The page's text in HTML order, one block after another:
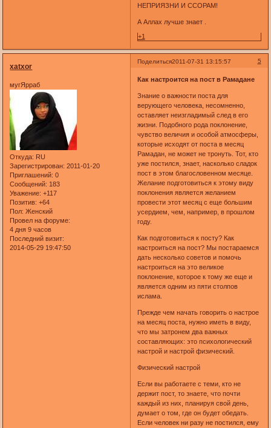
НЕПРИЯЗНИ И ССОРАМ!
А Аллах лучше знает .
+1
Поделиться 5
2011-07-31 13:15:57
xatxor
мугЯрраб
Откуда: RU
Зарегистрирован: 2011-01-20
Приглашений: 0
Сообщений: 183
Уважение: +117
Позитив: +64
Пол: Женский
Провел на форуме:
4 дня 9 часов
Последний визит:
2014-05-29 19:47:50
Как настроится на пост в Рамадане
Знание о важности поста для
верующего человека, несомненно,
оставляет неизгладимый след в его
жизни. Подобного рода поклонение,
чувство величия и особой атмосферы,
которые исходят от поста в месяц
Рамадан, не может не тронуть. Тот, кто
уже постился, знает, насколько сладок
пост в этом благословенном месяце.
Желание подготовиться к этому виду
поклонения является желанием
провести этот месяц с еще большим
усердием, чем, например, в прошлом
году.
Как подготовиться к посту? Как
настроиться на пост? Мы постараемся
дать несколько советов и помочь
настроиться на это великое
поклонение, которое к тому же еще и
является одним из пяти столпов
ислама.
Прежде чем начать говорить о настрое
на месяц поста, нужно иметь в виду,
что мы затронем два важных
составляющих: это психологический
настрой и настрой физический.
Физический настрой
Если вы работаете с теми, кто не
держит пост, то знаете, что почти
каждый из них, планируя свой день,
думает о том, где он будет обедать.
Если человек ни разу не постился, ему